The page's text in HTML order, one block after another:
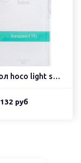
Чехол hoco light series
132 руб